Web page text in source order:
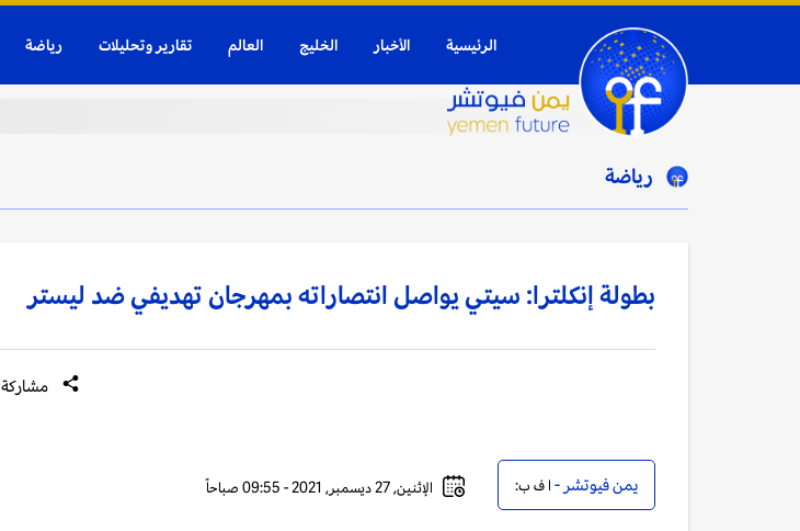
الرئيسية الأخبار الخليج العالم تقارير وتحليلات رياضة
رياضة
بطولة إنكلترا: سيتي يواصل انتصاراته بمهرجان تهديفي ضد ليستر
مشاركة
يمن فيوتشر - ا ف ب: الإثنين, 27 ديسمبر, 2021 - 09:55 صباحاً